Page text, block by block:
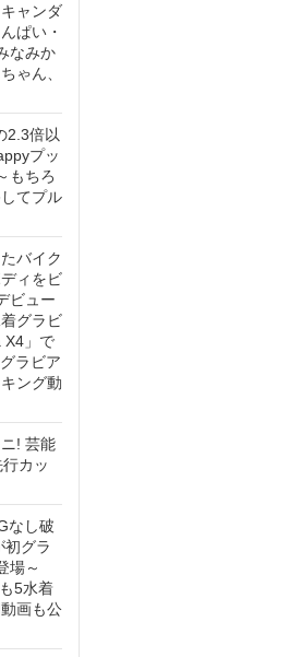
ャンダ
ぱい・
なみか
ゃん、
2.3倍以
プッ
もちろ
てプル
バイク
ィをビ
ビュー
グラビ
X4」で
ラビア
ング動
! 芸能
カッ
なし破
初グラ
場～
5水着
画も公